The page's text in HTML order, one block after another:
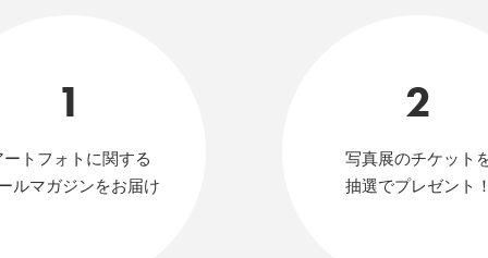
1
ートフォトに関する
ルマガジンをお届け
2
写真展のチケット
抽選でプレゼント